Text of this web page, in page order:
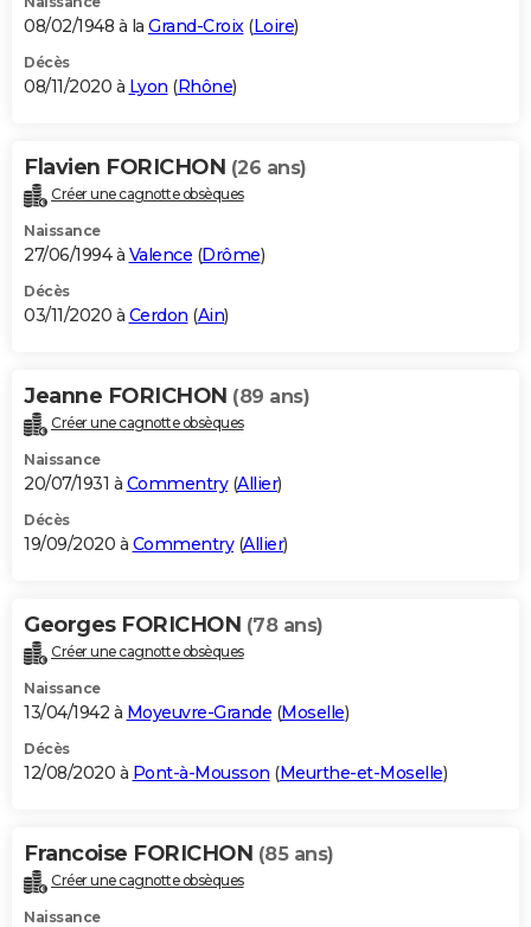
08/02/1948 à la Grand-Croix(Loire)
Décès
08/11/2020 à Lyon (Rhône)
Flavien FORICHON (26 ans)
Créer une cagnotte obsèques
Naissance
27/06/1994 à Valence (Drôme)
Décès
03/11/2020 à Cerdon (Ain)
Jeanne FORICHON (89 ans)
Créer une cagnotte obsèques
Naissance
20/07/1931 à Commentry(Allier)
Décès
19/09/2020 à Commentry(Allier)
Georges FORICHON (78 ans)
Créer une cagnotte obsèques
Naissance
13/04/1942 à Moyeuvre-Grande (Moselle)
Décès
12/08/2020 à Pont-à-Mousson (Meurthe-et-Moselle)
Francoise FORICHON (85 ans)
Créer une cagnotte obsèques
Naissance